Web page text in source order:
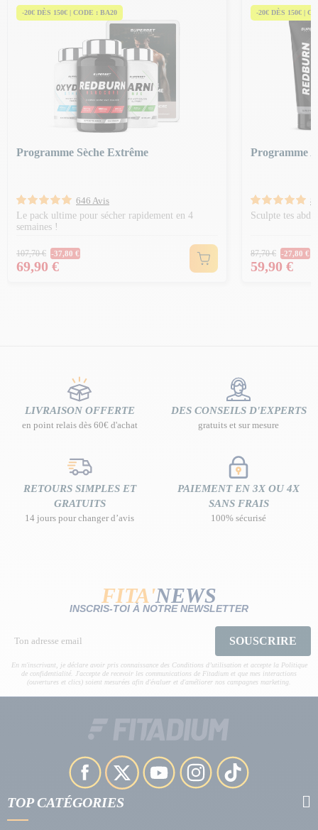
-20€ DÈS 150€ | CODE : BA20
Programme Sèche Extrême
646 Avis
Le pack ultime pour sécher rapidement en 4
semaines !
Prix Normal
107,70 € -37,80 €
Prix
69,90 €
-20€ DÈS 150€ |
Programme
Sculpte tes
Prix
87,70 € -27,80 €
Prix
59,90 €
LIVRAISON OFFERTE
en point relais dès 60€ d'achat
DES CONSEILS D'EXPERTS
gratuits et sur mesure
RETOURS SIMPLES ET
GRATUITS
14 jours pour changer d’avis
PAIEMENT EN 3X OU 4X
SANS FRAIS
100% sécurisé
FITA'NEWS
INSCRIS-TOI À NOTRE NEWSLETTER
SOUSCRIRE
En m'inscrivant, je déclare avoir pris connaissance des Conditions d’utilisation et accepte la Politique
de confidentialité. J'accepte de recevoir les communications de Fitadium et que mes interactions
(ouvertures et clics) soient mesurées afin d'évaluer et d'améliorer nos campagnes marketing.
TOP CATÉGORIES